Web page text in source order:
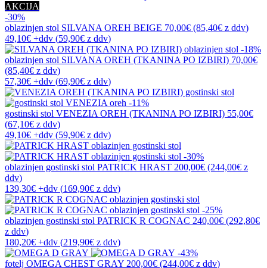
AKCIJA
-30%
oblazinjen stol SILVANA OREH BEIGE 70,00€ (85,40€ z ddv)
49,10€ +ddv (59,90€ z ddv)
-18%
oblazinjen stol SILVANA OREH (TKANINA PO IZBIRI) 70,00€
(85,40€ z ddv)
57,30€ +ddv (69,90€ z ddv)
-11%
gostinski stol VENEZIA OREH (TKANINA PO IZBIRI) 55,00€
(67,10€ z ddv)
49,10€ +ddv (59,90€ z ddv)
-30%
oblazinjen gostinski stol PATRICK HRAST 200,00€ (244,00€ z
ddv)
139,30€ +ddv (169,90€ z ddv)
-25%
oblazinjen gostinski stol PATRICK R COGNAC 240,00€ (292,80€
z ddv)
180,20€ +ddv (219,90€ z ddv)
-43%
fotelj OMEGA CHEST GRAY 200,00€ (244,00€ z ddv)